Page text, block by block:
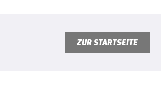
ZUR STARTSEITE